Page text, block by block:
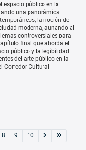
espacio público en la
una panorámica
la noción de
moderna, aunando al
controversiales para
final que aborda el
público y la legibilidad
del arte público en la
Corredor Cultural
8 9 10